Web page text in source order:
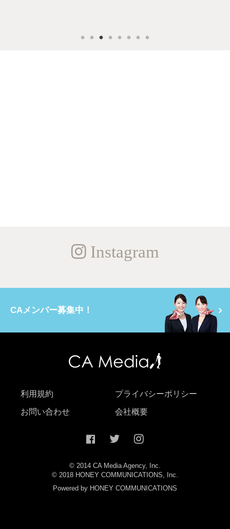
Instagram
CAメンバー募集中！
利用規約 プライバシーポリシー
お問い合わせ 会社概要
© 2014 CA Media Agency, Inc.
© 2018 HONEY COMMUNICATIONS, Inc.
Powered by HONEY COMMUNICATIONS